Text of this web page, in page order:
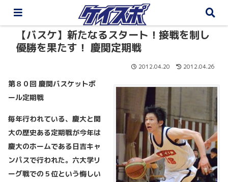
【バスケ】新たなるスタート！接戦を制し
優勝を果たす！ 慶関定期戦
2012.04.20 2012.04.26
第８０回 慶関バスケットボ
ール定期戦
毎年行われている、慶大と関
大の歴史ある定期戦が今年は
慶大のホームである日吉キャ
ンパスで行われた。六大学リ
ーグ戦での５位という悔しい